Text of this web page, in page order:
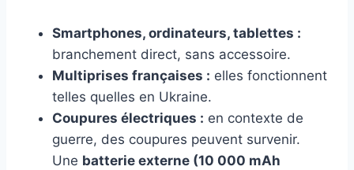
Smartphones, ordinateurs, tablettes :
branchement direct, sans accessoire.
Multiprises françaises : elles fonctionnent
telles quelles en Ukraine.
Coupures électriques : en contexte de
guerre, des coupures peuvent survenir.
Une batterie externe (10 000 mAh